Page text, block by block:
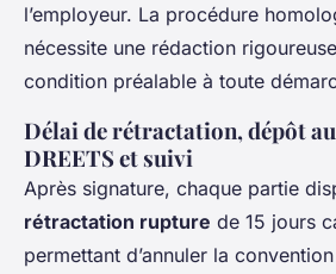
l’employeur. La procédure
nécessite une rédaction
condition préalable à toute
Délai de rétractation, dépôt
DREETS et suivi
Après signature, chaque partie
rétractation rupture de 15 jours
permettant d’annuler la